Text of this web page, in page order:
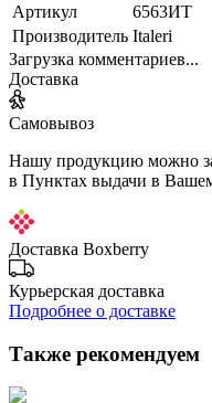
Артикул
6563ИТ
Производитель Italeri
Загрузка комментариев...
Доставка
Самовывоз
Нашу продукцию можно
в Пунктах выдачи в
Доставка Boxberry
Курьерская доставка
Подробнее о доставке
Также рекомендуем